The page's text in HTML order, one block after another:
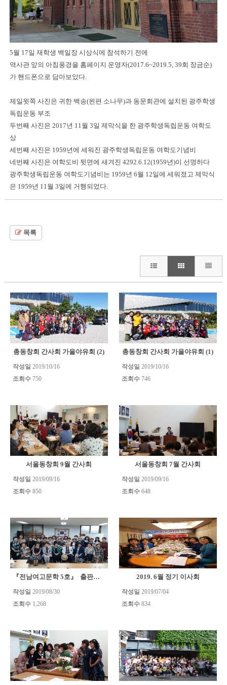
5월 17일 재학생 백일장 시상식에 참석하기 전에
역사관 앞의 아침풍경을 홈페이지 운영자(2017.6~2019.5, 39회 장금순)
가 핸드폰으로 담아보았다.
제일윗쪽 사진은 귀한 백송(왼편 소나무)과 동문회관에 설치된 광주학생
독립운동 부조
두번째 사진은 2017년 11월 3일 제막식을 한 광주학생독립운동 여학도
상
세번째 사진은 1959년에 세워진 광주학생독립운동 여학도기념비
네번째 사진은 여학도비 뒷면에 새겨진 4292.6.12(1959년)이 선명하다
광주학생독립운동 여학도기념비는 1959년 6월 12일에 세워졌고 제막식
은 1959년 11월 3일에 거행되었다.
목록
총동창회 간사회 가을야유회 (2)
작성일 2019/10/16
조회수750
총동창회 간사회 가을야유회 (1)
작성일 2019/10/16
조회수746
서울동창회 9월 간사회
작성일 2019/09/16
조회수850
서울동창회 7월 간사회
작성일 2019/09/16
조회수648
『전남여고문학 5호』 출판기념회
작성일 2019/08/30
조회수1,268
2019. 6월 정기 이사회
작성일 2019/07/04
조회수834